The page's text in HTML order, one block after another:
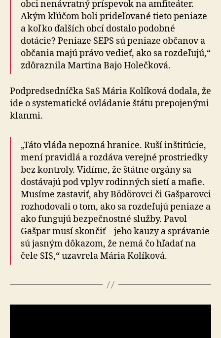
obci nenávratný príspevok na am­fi­teáter.
Akým kľúčom boli prideľované tieto peniaze
a koľko ďalších obcí dostalo podobné
dotácie? Peniaze SEPS sú peniaze občanov a
občania majú právo vedieť, ako sa rozdeľujú,“
zdôraznila Martina Bajo Holečková.
Podpredsedníčka SaS Mária Kolíková dodala, že
ide o systematické ovládanie štátu prepojenými
klanmi.
„Táto vláda nepozná hranice. Ruší inštitúcie,
mení pravidlá a rozdáva verejné prostriedky
bez kontroly. Vidíme, že štátne orgány sa
dostávajú pod vplyv rodinných sietí a mafie.
Musíme zastaviť, aby Bödörovci či Gašparovci
rozhodovali o tom, ako sa rozdeľujú peniaze a
ako fungujú bezpečnostné služby. Pavol
Gašpar musí skončiť – jeho kauzy a správanie
sú jasným dôkazom, že nemá čo hľadať na
čele SIS,“ uzavrela Mária Kolíková.